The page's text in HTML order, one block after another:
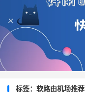
标签：软路由机场推荐